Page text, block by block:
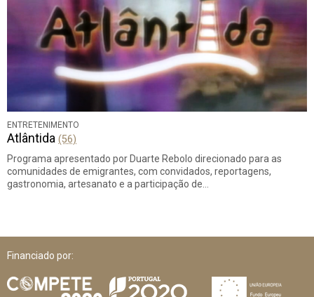
ENTRETENIMENTO
Atlântida (56)
Programa apresentado por Duarte Rebolo direcionado para as
comunidades de emigrantes, com convidados, reportagens,
gastronomia, artesanato e a participação de…
Financiado por: